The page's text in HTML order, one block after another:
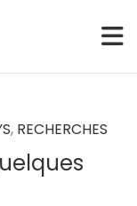
• Digital
, RECHERCHES